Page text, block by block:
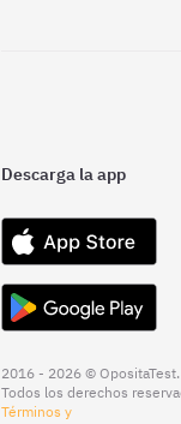
Descarga la app
2016 - 2026 © OpositaTest.
Todos los derechos
Términos y